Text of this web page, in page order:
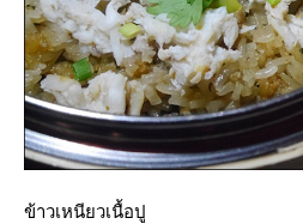
ข้าวเหนียวเนื้อปู